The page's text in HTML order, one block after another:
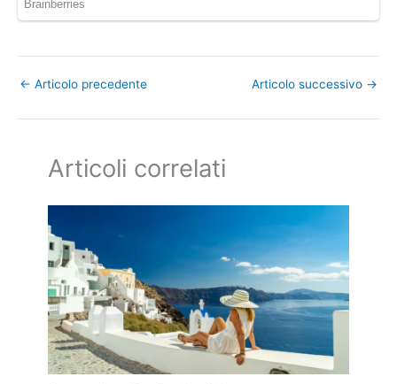
← Articolo precedente Articolo successivo →
Articoli correlati